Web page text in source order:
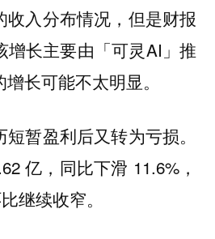
收入分布情况，但是财报
增长主要由「可灵AI」推
长可能不太明显。
暂盈利后又转为亏损。
亿，同比下滑 11.6%，
继续收窄。